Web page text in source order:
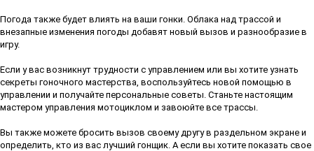
Погода также будет влиять на ваши гонки. Облака над трассой и
внезапные изменения погоды добавят новый вызов и разнообразие в
игру.
Если у вас возникнут трудности с управлением или вы хотите узнать
секреты гоночного мастерства, воспользуйтесь новой помощью в
управлении и получайте персональные советы. Станьте настоящим
мастером управления мотоциклом и завоюйте все трассы.
Вы также можете бросить вызов своему другу в раздельном экране и
определить, кто из вас лучший гонщик. А если вы хотите показать свое